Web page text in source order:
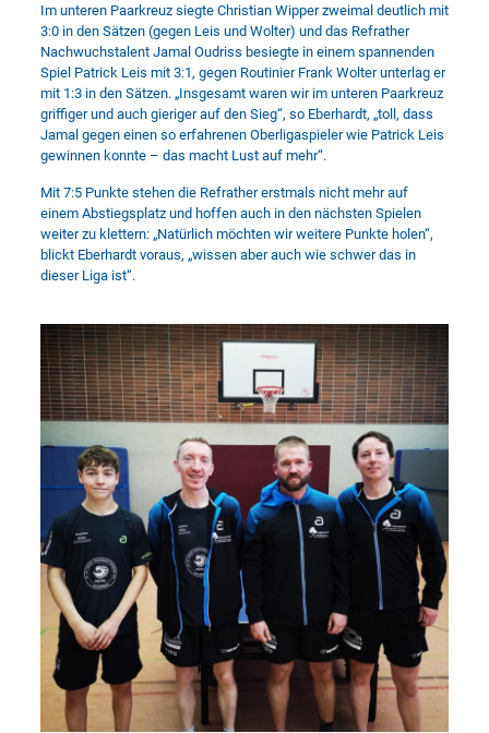
Im unteren Paarkreuz siegte Christian Wipper zweimal deutlich mit
3:0 in den Sätzen (gegen Leis und Wolter) und das Refrather
Nachwuchstalent Jamal Oudriss besiegte in einem spannenden
Spiel Patrick Leis mit 3:1, gegen Routinier Frank Wolter unterlag er
mit 1:3 in den Sätzen. „Insgesamt waren wir im unteren Paarkreuz
griffiger und auch gieriger auf den Sieg“, so Eberhardt, „toll, dass
Jamal gegen einen so erfahrenen Oberligaspieler wie Patrick Leis
gewinnen konnte – das macht Lust auf mehr“.
Mit 7:5 Punkte stehen die Refrather erstmals nicht mehr auf
einem Abstiegsplatz und hoffen auch in den nächsten Spielen
weiter zu klettern: „Natürlich möchten wir weitere Punkte holen“,
blickt Eberhardt voraus, „wissen aber auch wie schwer das in
dieser Liga ist“.